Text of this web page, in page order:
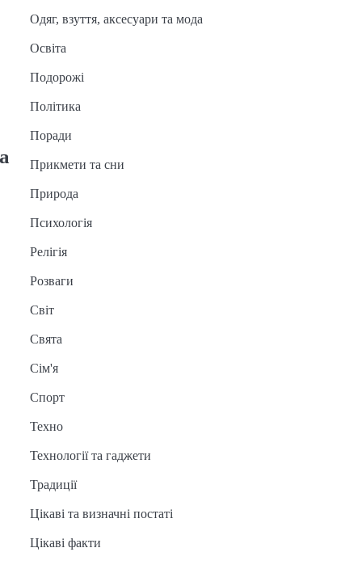
Одяг, взуття, аксесуари та мода
Освіта
Подорожі
Політика
Поради
Прикмети та сни
Природа
Психологія
Релігія
Розваги
Світ
Свята
Сім'я
Спорт
Техно
Технології та гаджети
Традиції
Цікаві та визначні постаті
Цікаві факти